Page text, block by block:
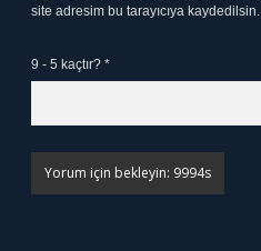
site adresim bu tarayıcıya kaydedilsin.
9 - 5 kaçtır? *